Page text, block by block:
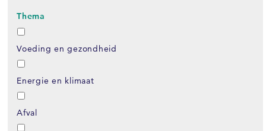
Thema
Voeding en gezondheid
Energie en klimaat
Afval